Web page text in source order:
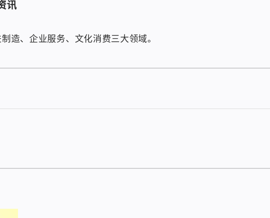
讯
造、企业服务、文化消费三大领域。